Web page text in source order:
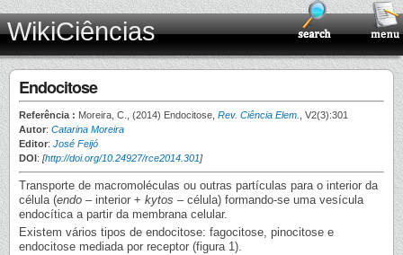
WikiCiências
Endocitose
Referência : Moreira, C., (2014) Endocitose, Rev. Ciência Elem.
, V2(3):301
Autor: Catarina Moreira
Editor: José Feijó
DOI: [http://doi.org/10.24927/rce2014.301]
Transporte de macromoléculas ou outras partículas para o interior da
célula (endo – interior + kytos – célula) formando-se uma vesícula
endocítica a partir da membrana celular.
Existem vários tipos de endocitose: fagocitose, pinocitose e
endocitose mediada por receptor (figura 1).